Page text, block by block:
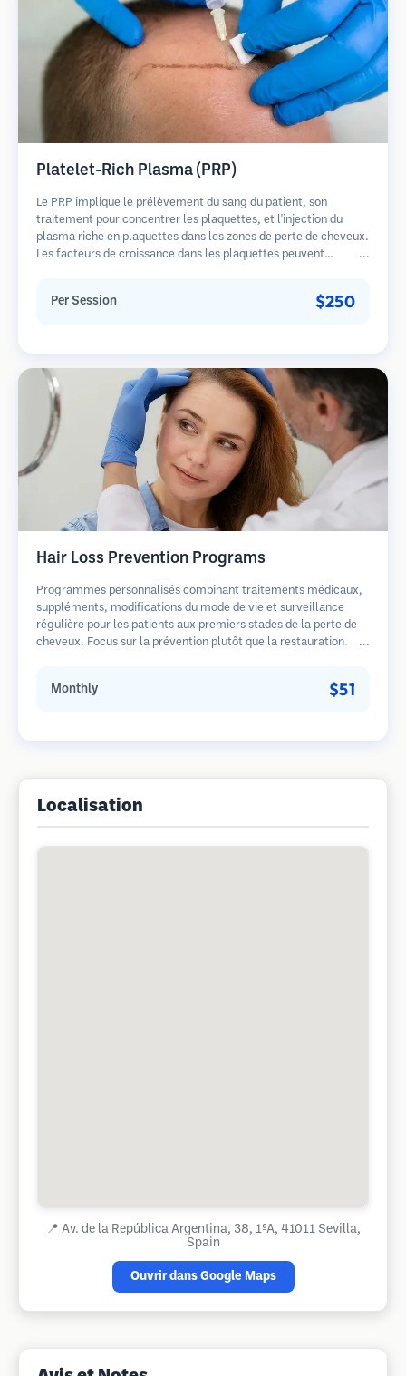
Platelet-Rich Plasma (PRP)
Le PRP implique le prélèvement du sang du patient, son
traitement pour concentrer les plaquettes, et l'injection du
plasma riche en plaquettes dans les zones de perte de cheveux.
Les facteurs de croissance dans les plaquettes peuvent
Plusieurs séances sont généralement nécessaires.
Per Session $250
Hair Loss Prevention Programs
Programmes personnalisés combinant traitements médicaux,
suppléments, modifications du mode de vie et surveillance
régulière pour les patients aux premiers stades de la perte de
cheveux. Focus sur la prévention plutôt que la restauration.
Monthly $51
Localisation
📍 Av. de la República Argentina, 38, 1ºA, 41011 Sevilla,
Spain
Ouvrir dans Google Maps